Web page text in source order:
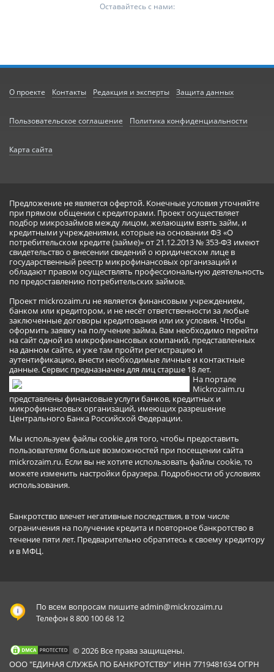
Оставайтесь с нами:
О проекте Контакты Редакция и эксперты Защита данных
Пользовательское соглашение Политика конфиденциальности
Карта сайта
Предложение не является офертой. Конечные условия уточняйте
при прямом общении с кредиторами. Проект осуществляет
подбор микрозаймов между лицом, желающим взять займ, и
кредитными учреждениями, которые на основании ФЗ «О
потребительском кредите (займе)» от 21.12.2013 № 353-ФЗ имеют
свидетельство о внесении сведений о юридическом лице в
государственный реестр микрофинансовых организаций и
обладают правом осуществлять профессиональную деятельность
по предоставлению потребительских займов.
Проект mickrozaim.ru не является финансовым учреждением,
банком или кредитором, и не несёт ответственности за любые
заключенные договоры кредитования или их условия. Чтобы
оформить заявку на получение займа, Вам необходимо перейти
на сайт одной из микрофинансовых компаний, представленных
на данном сайте, и уже там пройти регистрацию и
аутентификацию, внести необходимые личные и контактные
данные. Сервис предназначен для лиц старше 18 лет.
На портале
Mickrozaim.ru
представлены финансовые услуги банков, кредитных и
микрофинансовых организаций, имеющих разрешение
Центрального Банка Российской Федерации.
Мы используем файлы cookie для того, чтобы предоставить
пользователям больше возможностей при посещении сайта
mickrozaim.ru. Если вы не хотите использовать файлы cookie, то
можете изменить настройки браузера. Подробности об условиях
использования.
Банкротство влечет негативные последствия, в том числе
ограничения на получение кредита и повторное банкротство в
течение пяти лет. Предварительно обратитесь к своему кредитору
и в МФЦ.
По всем вопросам пишитеadmin@mickrozaim.ru
Телефон 8 800 100 68 12
© 2026 Все права защищены.
ООО "ЕДИНАЯ СЛУЖБА ПО БАНКРОТСТВУ" ИНН 7719481634 ОГРН